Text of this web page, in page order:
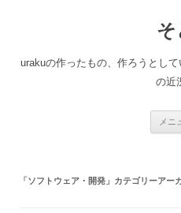
へ
そ
urakuの作ったもの、作ろうとし
の近
メニ
「ソフトウェア・開発 」カテゴリーアー